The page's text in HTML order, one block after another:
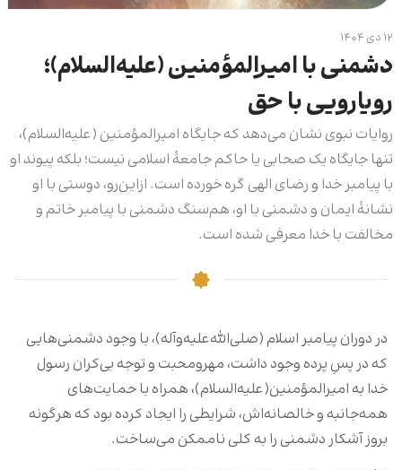
۱۲ دی ۱۴۰۴
دشمنی با امیرالمؤمنین (علیه‌السلام)؛
رویارویی با حق
روایات نبوی نشان می‌دهد که جایگاه امیرالمؤمنین (علیه‌السلام)،
تنها جایگاه یک صحابی یا حاکم جامعۀ اسلامی نیست؛ بلکه پیوند او
با پیامبر خدا و رضای الهی گره خورده است. ازاین‌رو، دوستی با او
نشانۀ ایمان و دشمنی با او، هم‌سنگ دشمنی با پیامبر خاتم و
مخالفت با خدا معرفی شده است.
در دوران پیامبر اسلام (صلی‌الله‌علیه‌وآله)، با وجود دشمنی‌هایی
که در پسِ پرده وجود داشت، مهرومحبت و توجه بی‌کران رسول
خدا به امیرالمؤمنین(علیه‌السلام)، همراه با حمایت‌های
همه‌جانبه و خالصانه‌اش، شرایطی را ایجاد کرده بود که هرگونه
بروز آشکار دشمنی را به کلی ناممکن می‌ساخت.